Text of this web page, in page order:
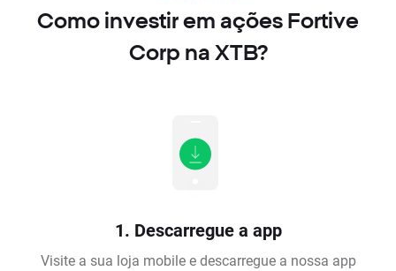
Como investir em ações Fortive
Corp na XTB?
1. Descarregue a app
Visite a sua loja mobile e descarregue a nossa app